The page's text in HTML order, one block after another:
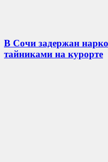
В Сочи задержан
тайниками на курорте